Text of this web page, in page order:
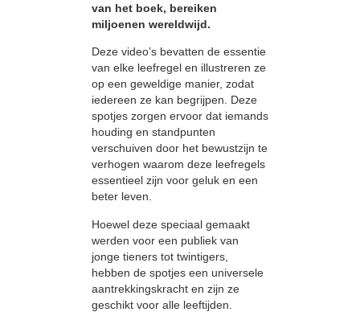
van het boek, bereiken
miljoenen wereldwijd.
Deze video’s bevatten de essentie
van elke leefregel en illustreren ze
op een geweldige manier, zodat
iedereen ze kan begrijpen. Deze
spotjes zorgen ervoor dat iemands
houding en standpunten
verschuiven door het bewustzijn te
verhogen waarom deze leefregels
essentieel zijn voor geluk en een
beter leven.
Hoewel deze speciaal gemaakt
werden voor een publiek van
jonge tieners tot twintigers,
hebben de spotjes een universele
aantrekkingskracht en zijn ze
geschikt voor alle leeftijden.